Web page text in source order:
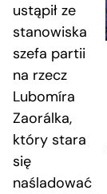
ustąpił ze
stanowiska
szefa partii
na rzecz
Lubomíra
Zaorálka,
który stara
się
naśladować